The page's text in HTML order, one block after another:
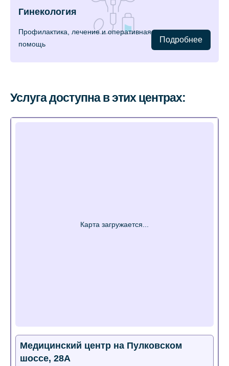
Гинекология
Профилактика, лечение и оперативная
помощь
Подробнее
Услуга доступна в этих центрах:
Медицинский центр на Пулковском
шоссе, 28А